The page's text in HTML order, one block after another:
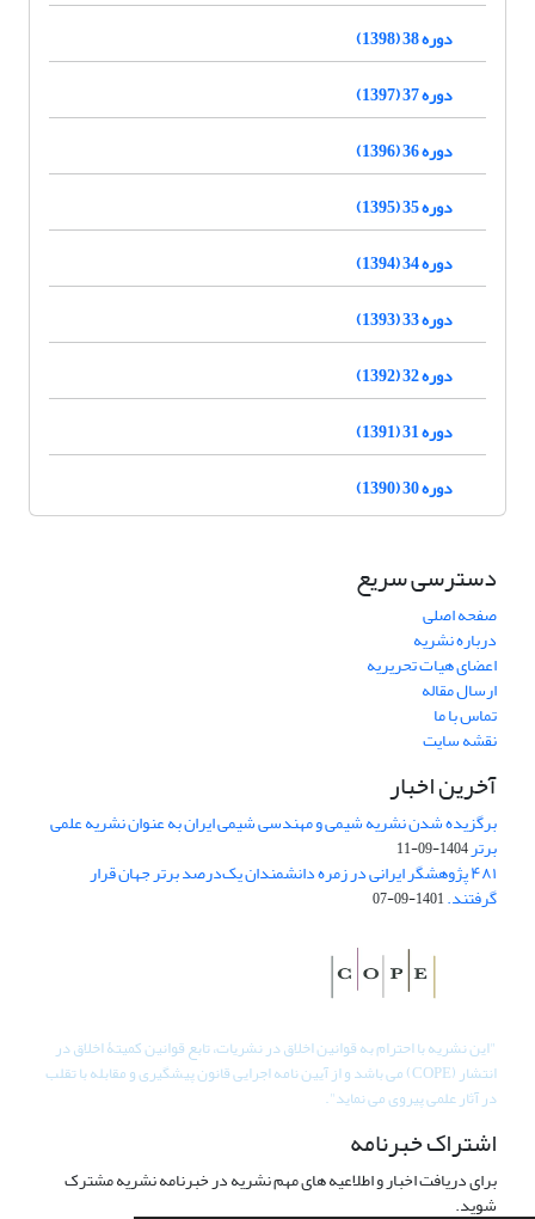
دوره 38 (1398)
دوره 37 (1397)
دوره 36 (1396)
دوره 35 (1395)
دوره 34 (1394)
دوره 33 (1393)
دوره 32 (1392)
دوره 31 (1391)
دوره 30 (1390)
دسترسی سریع
صفحه اصلی
درباره نشریه
اعضای هیات تحریریه
ارسال مقاله
تماس با ما
نقشه سایت
آخرین اخبار
برگزیده شدن نشریه شیمی و مهندسی شیمی ایران به عنوان نشریه علمی
برتر1404-09-11
۴۸۱ پژوهشگر ایرانی در زمره دانشمندان یک‌درصد برتر جهان قرار
گرفتند.1401-09-07
"این نشریه با احترام به قوانین اخلاق در نشریات، تابع قوانین کمیتۀ اخلاق در
انتشار (COPE) می باشد و از آیین نامه اجرایی قانون پیشگیری و مقابله با تقلب
در آثار علمی پیروی می نماید".
اشتراک خبرنامه
برای دریافت اخبار و اطلاعیه های مهم نشریه در خبرنامه نشریه مشترک
شوید.